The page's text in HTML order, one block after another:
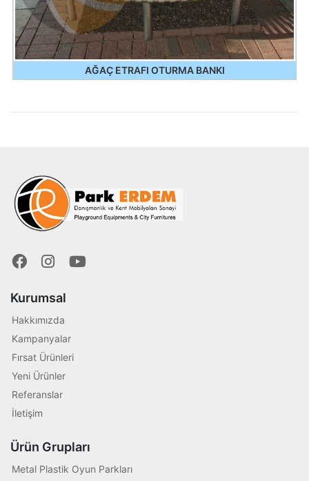
AĞAÇ ETRAFI OTURMA BANKI
Kurumsal
Hakkımızda
Kampanyalar
Fırsat Ürünleri
Yeni Ürünler
Referanslar
İletişim
Ürün Grupları
Metal Plastik Oyun Parkları